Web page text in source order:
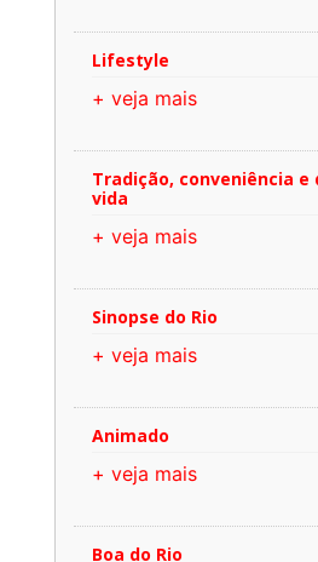
Lifestyle
+ veja mais
Tradição, conveniência e
vida
+ veja mais
Sinopse do Rio
+ veja mais
Animado
+ veja mais
Boa do Rio